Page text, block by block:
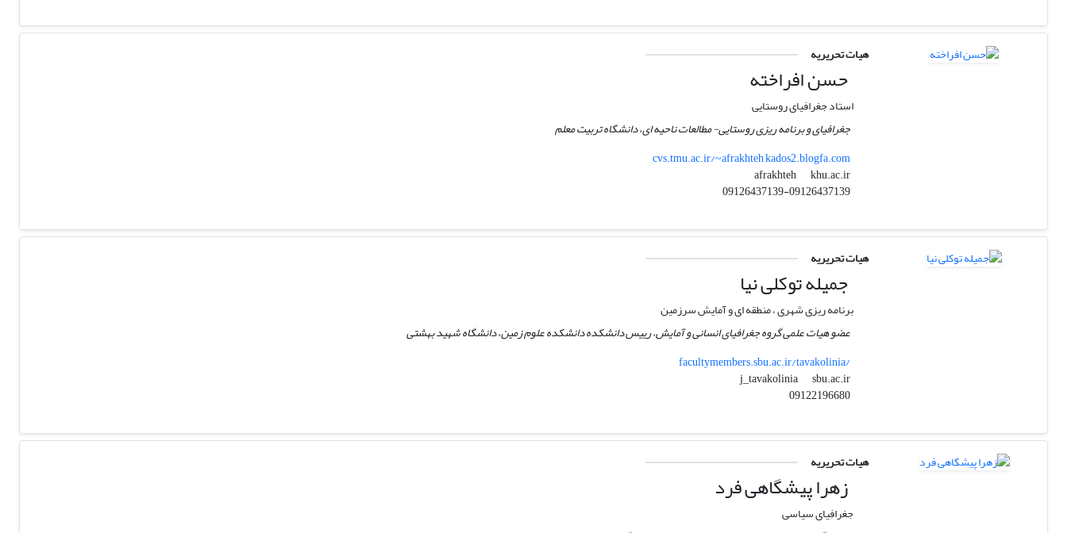
هیات تحریریه
حسن افراخته
استاد جغرافیای روستایی
جغرافیای و برنامه ریزی روستایی- مطالعات ناحیه ای، دانشگاه تربیت معلم
cvs.tmu.ac.ir/~afrakhteh kados2.blogfa.com
afrakhteh
khu.ac.ir
09126437139-09126437139
هیات تحریریه
جمیله توکلی نیا
برنامه ریزی شهری ، منطقه ای و آمایش سرزمین
عضو هیات علمی گروه جغرافیای انسانی و آمایش، رییس دانشکده دانشکده علوم زمین، دانشگاه شهید بهشتی
facultymembers.sbu.ac.ir/tavakolinia/
j_tavakolinia
sbu.ac.ir
09122196680
هیات تحریریه
زهرا پیشگاهی فرد
جغرافیای سیاسی